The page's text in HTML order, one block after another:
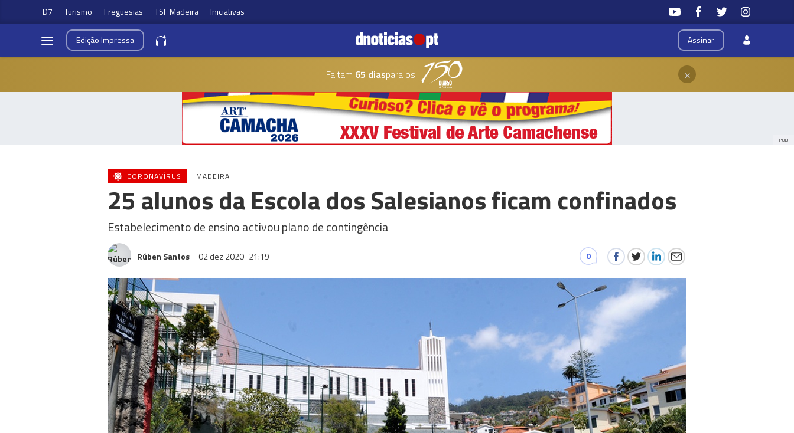
D7 Turismo Freguesias TSF Madeira Iniciativas
Assinar
EdiçãoImpressa
Faltam 65 diaspara os ×
PUB
CORONAVÍRUS MADEIRA
25 alunos da Escola dos Salesianos ficam confinados
Estabelecimento de ensino activou plano de contingência
Rúben Santos 02 dez 2020 21:19 0